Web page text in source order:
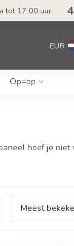
tot 17.00 uur
EUR
Op=op
hoef je niet